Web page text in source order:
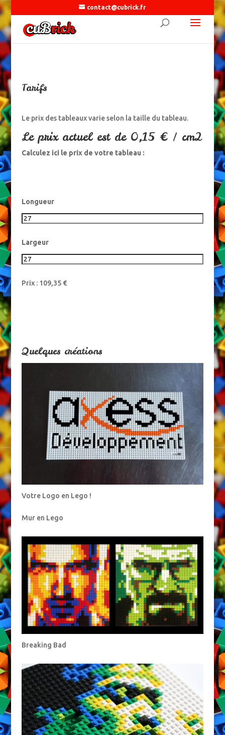
contact@cubrick.fr
Tarifs
Le prix des tableaux varie selon la taille du tableau.
Le prix actuel est de 0,15 € / cm2
Calculez ici le prix de votre tableau :
Longueur
Largeur
Prix : 109,35€
Quelques créations
Votre Logo en Lego !
Mur en Lego
Breaking Bad